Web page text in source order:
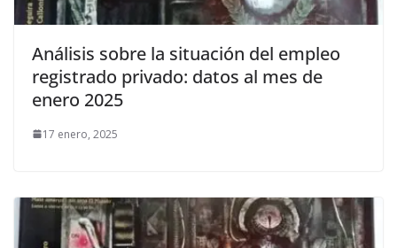
Análisis sobre la situación del empleo
registrado privado: datos al mes de
enero 2025
17 enero, 2025